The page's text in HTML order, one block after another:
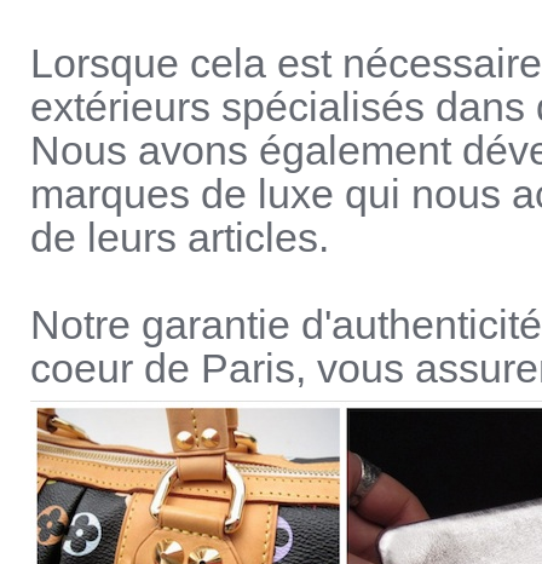
Lorsque cela est
extérieurs spécialisés
Nous avons également
marques de luxe qui nous
de leurs articles.
Notre garantie
coeur de Paris, vous